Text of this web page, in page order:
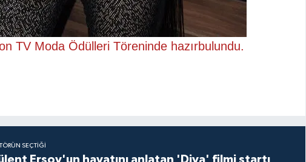
TV Moda Ödülleri Töreninde hazırbulundu.
SEÇTIĞI